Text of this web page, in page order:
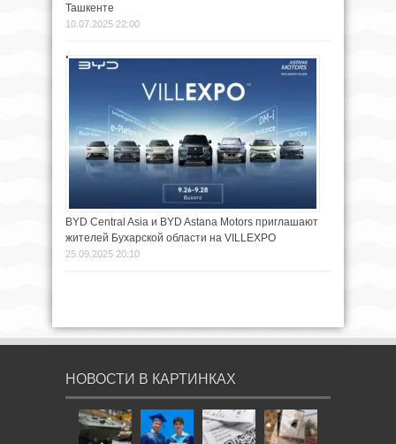
Ташкенте
10.07.2025 22:00
BYD Central Asia и BYD Astana Motors приглашают
жителей Бухарской области на VILLEXPO
25.09.2025 20:10
НОВОСТИ В КАРТИНКАХ